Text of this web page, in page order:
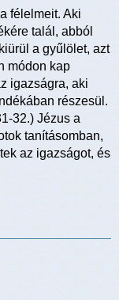
félelmeit. Aki
talál, abból
a gyűlölet, azt
módon kap
igazságra, aki
részesül.
32.) Jézus a
tanításomban,
az igazságot, és